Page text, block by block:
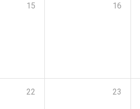
15 16
22 23